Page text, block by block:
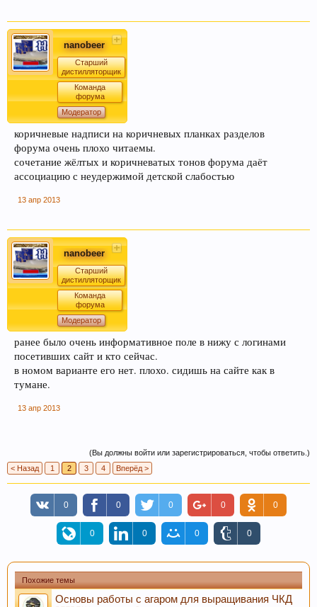
nanobeer
Старший
дистилляторщик
Команда
форума
Модератор
коричневые надписи на коричневых планках разделов
форума очень плохо читаемы.
сочетание жёлтых и коричневатых тонов форума даёт
ассоциацию с неудержимой детской слабостью
13 апр 2013
nanobeer
Старший
дистилляторщик
Команда
форума
Модератор
ранее было очень информативное поле в нижу с логинами
посетивших сайт и кто сейчас.
в номом варианте его нет. плохо. сидишь на сайте как в
тумане.
13 апр 2013
(Вы должны войти или зарегистрироваться, чтобы ответить.)
< Назад
1 2 3 4 Вперёд >
0 0 0 0 0
0 0 0 0
Похожие темы
Основы работы с агаром для выращивания ЧКД